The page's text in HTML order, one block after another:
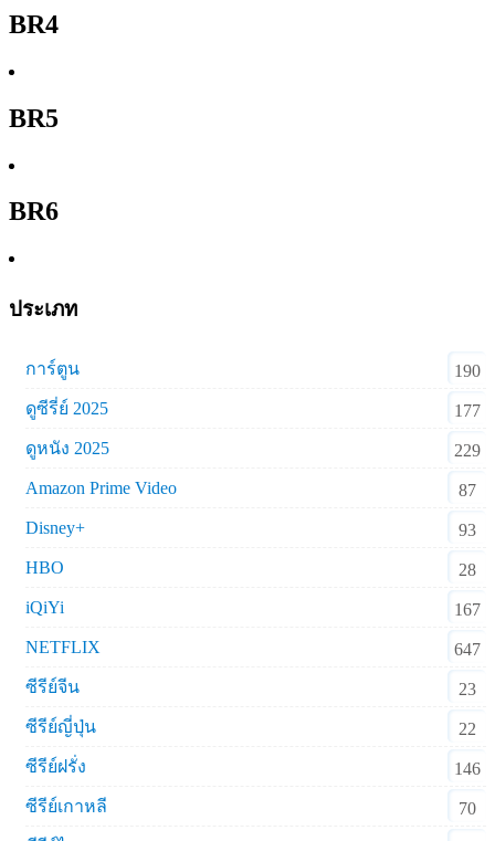
BR4
BR5
BR6
ประเภท
การ์ตูน
190
ดูซีรี่ย์ 2025
177
ดูหนัง 2025
229
Amazon Prime Video
87
Disney+
93
HBO
28
iQiYi
167
NETFLIX
647
ซีรีย์จีน
23
ซีรีย์ญี่ปุ่น
22
ซีรีย์ฝรั่ง
146
ซีรีย์เกาหลี
70